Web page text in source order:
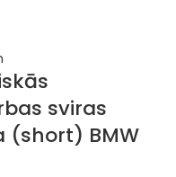
sviras
(short) BMW